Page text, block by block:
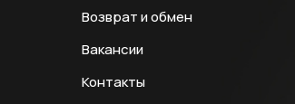
Возврат и обмен
Вакансии
Контакты